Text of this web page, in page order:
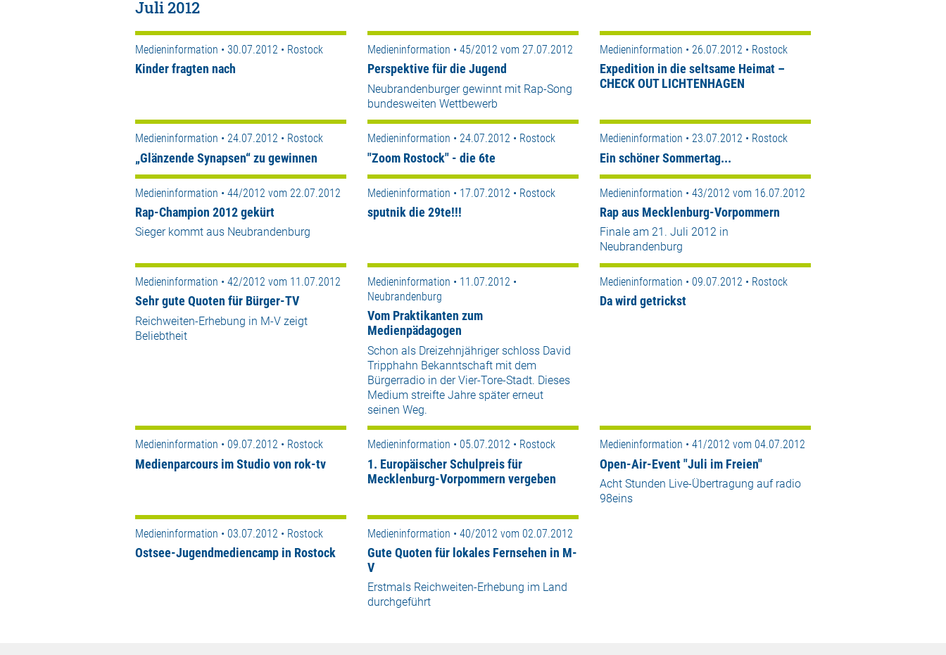
Juli 2012
Medieninformation • 30.07.2012 • Rostock
Kinder fragten nach
Medieninformation • 45/2012 vom 27.07.2012
Perspektive für die Jugend
Neubrandenburger gewinnt mit Rap-Song
bundesweiten Wettbewerb
Medieninformation • 26.07.2012 • Rostock
Expedition in die seltsame Heimat –
CHECK OUT LICHTENHAGEN
Medieninformation • 24.07.2012 • Rostock
„Glänzende Synapsen“ zu gewinnen
Medieninformation • 24.07.2012 • Rostock
"Zoom Rostock" - die 6te
Medieninformation • 23.07.2012 • Rostock
Ein schöner Sommertag...
Medieninformation • 44/2012 vom 22.07.2012
Rap-Champion 2012 gekürt
Sieger kommt aus Neubrandenburg
Medieninformation • 17.07.2012 • Rostock
sputnik die 29te!!!
Medieninformation • 43/2012 vom 16.07.2012
Rap aus Mecklenburg-Vorpommern
Finale am 21. Juli 2012 in
Neubrandenburg
Medieninformation • 42/2012 vom 11.07.2012
Sehr gute Quoten für Bürger-TV
Reichweiten-Erhebung in M-V zeigt
Beliebtheit
Medieninformation • 11.07.2012 •
Neubrandenburg
Vom Praktikanten zum
Medienpädagogen
Schon als Dreizehnjähriger schloss David
Tripphahn Bekanntschaft mit dem
Bürgerradio in der Vier-Tore-Stadt. Dieses
Medium streifte Jahre später erneut
seinen Weg.
Medieninformation • 09.07.2012 • Rostock
Da wird getrickst
Medieninformation • 09.07.2012 • Rostock
Medienparcours im Studio von rok-tv
Medieninformation • 05.07.2012 • Rostock
1. Europäischer Schulpreis für
Mecklenburg-Vorpommern vergeben
Medieninformation • 41/2012 vom 04.07.2012
Open-Air-Event "Juli im Freien"
Acht Stunden Live-Übertragung auf radio
98eins
Medieninformation • 03.07.2012 • Rostock
Ostsee-Jugendmediencamp in Rostock
Medieninformation • 40/2012 vom 02.07.2012
Gute Quoten für lokales Fernsehen in M-
V
Erstmals Reichweiten-Erhebung im Land
durchgeführt